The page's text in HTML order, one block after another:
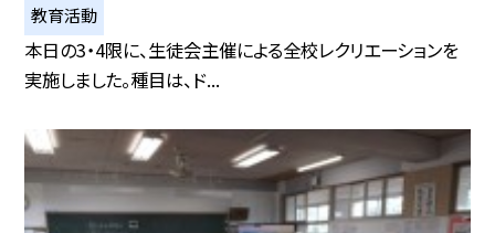
教育活動
本日の3・4限に、生徒会主催による全校レクリエーションを
実施しました。種目は、ド...